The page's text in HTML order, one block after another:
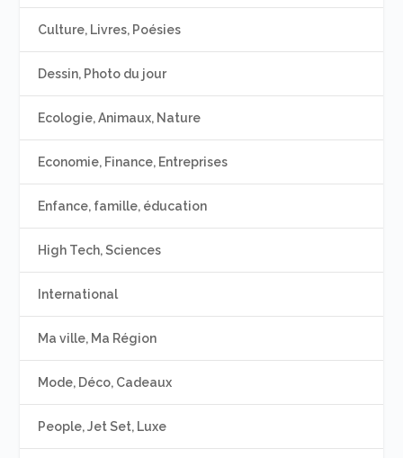
Culture, Livres, Poésies
Dessin, Photo du jour
Ecologie, Animaux, Nature
Economie, Finance, Entreprises
Enfance, famille, éducation
High Tech, Sciences
International
Ma ville, Ma Région
Mode, Déco, Cadeaux
People, Jet Set, Luxe